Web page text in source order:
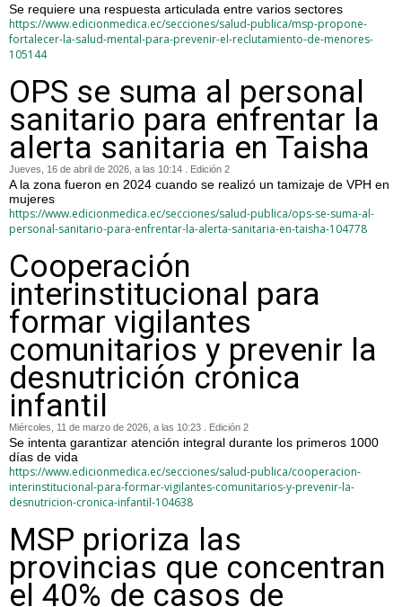
Se requiere una respuesta articulada entre varios sectores
https://www.edicionmedica.ec/secciones/salud-publica/msp-propone-
fortalecer-la-salud-mental-para-prevenir-el-reclutamiento-de-menores-
105144
OPS se suma al personal
sanitario para enfrentar la
alerta sanitaria en Taisha
Jueves, 16 de abril de 2026, a las 10:14 . Edición 2
A la zona fueron en 2024 cuando se realizó un tamizaje de VPH en
mujeres
https://www.edicionmedica.ec/secciones/salud-publica/ops-se-suma-al-
personal-sanitario-para-enfrentar-la-alerta-sanitaria-en-taisha-104778
Cooperación
interinstitucional para
formar vigilantes
comunitarios y prevenir la
desnutrición crónica
infantil
Miércoles, 11 de marzo de 2026, a las 10:23 . Edición 2
Se intenta garantizar atención integral durante los primeros 1000
días de vida
https://www.edicionmedica.ec/secciones/salud-publica/cooperacion-
interinstitucional-para-formar-vigilantes-comunitarios-y-prevenir-la-
desnutricion-cronica-infantil-104638
MSP prioriza las
provincias que concentran
el 40% de casos de